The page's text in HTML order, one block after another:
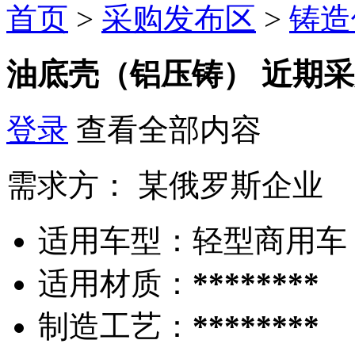
首页 > 采购发布区 > 铸
油底壳（铝压铸）
近期
登录 查看全部内容
需求方：
某俄罗斯企业
适用车型： 轻型商用
适用材质： ********
制造工艺： ********